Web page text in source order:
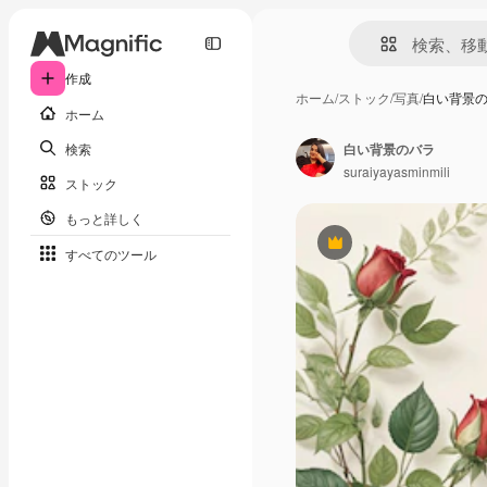
作成
ホーム
検索
ストック
もっと詳しく
すべてのツール
ホーム/ストック/写真/白い背景
Premium
白い背景のバラ
suraiyayasminmili